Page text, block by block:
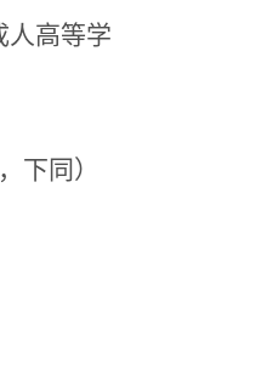
人高等学
，下同）